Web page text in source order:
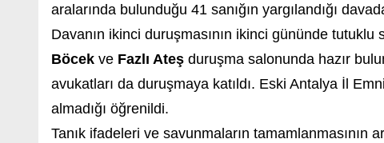
aralarında bulunduğu 41 sanığın yargılandığı
Davanın ikinci duruşmasının ikinci gününde tutuklu
Böcek ve Fazlı Ateş duruşma salonunda hazır
avukatları da duruşmaya katıldı. Eski Antalya İl
almadığı öğrenildi.
Tanık ifadeleri ve savunmaların tamamlanmasının